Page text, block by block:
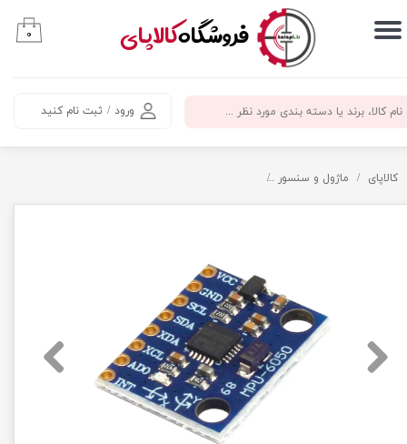
​فروشگاهکالاپای
ورود / ثبت نام کنید
حساب کاربری من
سفارشات
۰
کالاپای ماژول و سنسور